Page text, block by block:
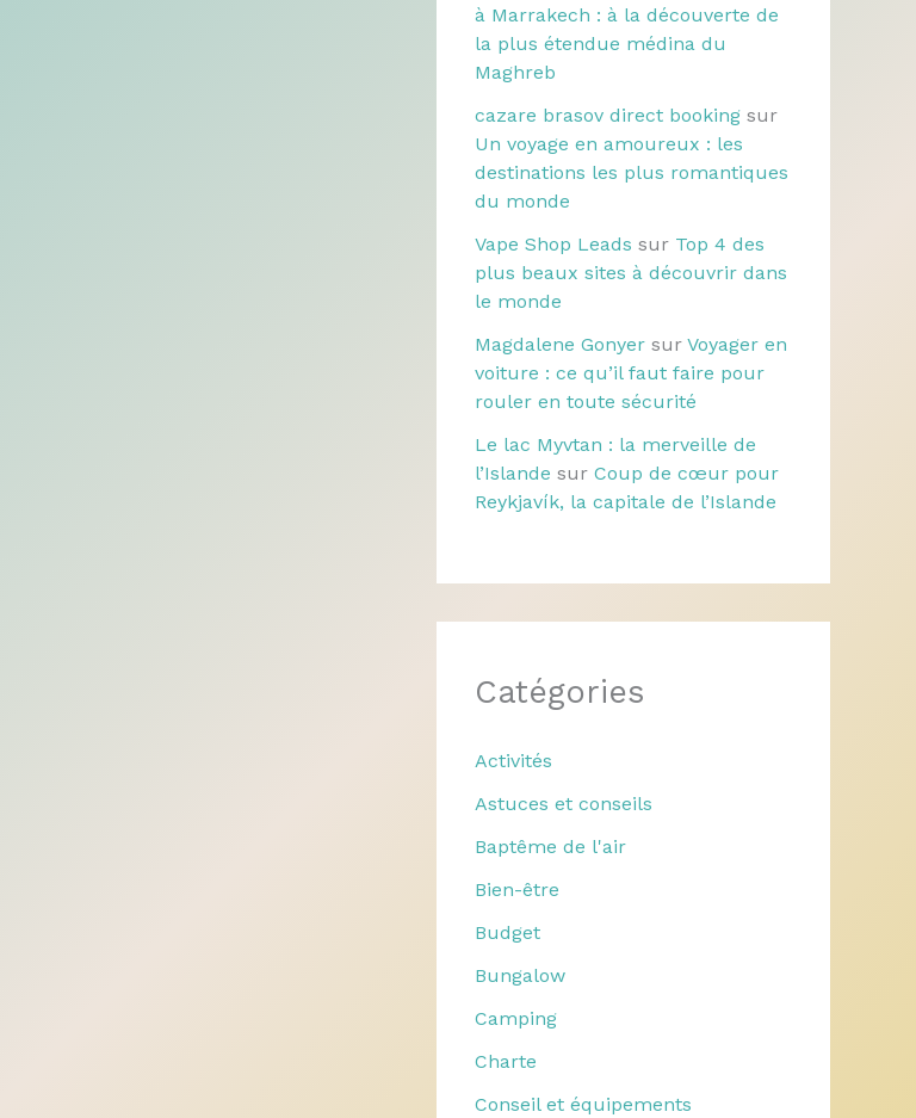
à Marrakech : à la découverte de
la plus étendue médina du
Maghreb
cazare brasov direct booking sur
Un voyage en amoureux : les
destinations les plus romantiques
du monde
Vape Shop Leads sur Top 4 des
plus beaux sites à découvrir dans
le monde
Magdalene Gonyer sur Voyager en
voiture : ce qu’il faut faire pour
rouler en toute sécurité
Le lac Myvtan : la merveille de
l’Islande sur Coup de cœur pour
Reykjavík, la capitale de l’Islande
Catégories
Activités
Astuces et conseils
Baptême de l'air
Bien-être
Budget
Bungalow
Camping
Charte
Conseil et équipements